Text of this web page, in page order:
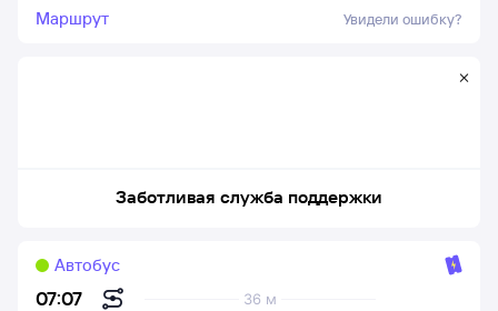
Маршрут Увидели ошибку?
Заботливая служба поддержки
07:07
36 м
Автобус